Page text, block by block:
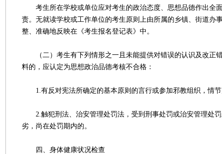
考生所在学校或单位应对考生的政治态度、思想品德作出全
责。无就读学校或工作单位的考生原则上由所属的乡镇、街道办
整、准确地反映在《考生报名登记表》中。
（二）考生有下列情形之一且未能提供对错误的认识及改正
料的，应认定为思想政治品德考核不合格：
1.有反对宪法所确定的基本原则的言行或参加邪教组织，情节
2.触犯刑法、治安管理处罚法，受到刑事处罚或治安管理处罚
劣，尚在处罚期内的。
四、身体健康状况检查